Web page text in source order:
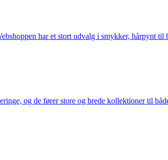
har et stort udvalg i smykker, hårpynt
og de fører store og brede kollektioner til